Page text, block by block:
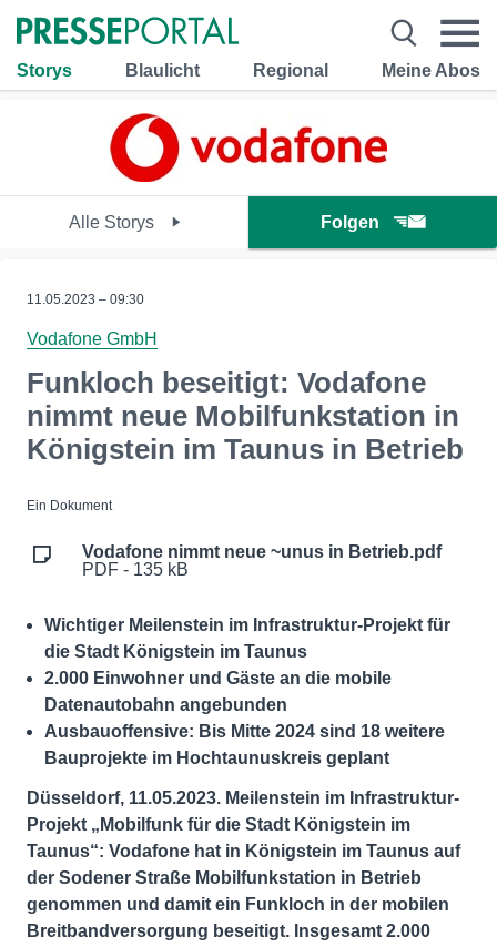
Storys Blaulicht Regional Meine Abos
Alle Storys Folgen
11.05.2023 – 09:30
Vodafone GmbH
Funkloch beseitigt: Vodafone
nimmt neue Mobilfunkstation in
Königstein im Taunus in Betrieb
Ein Dokument
Vodafone nimmt neue ~unus in Betrieb.pdf
PDF - 135 kB
Wichtiger Meilenstein im Infrastruktur-Projekt für
die Stadt Königstein im Taunus
2.000 Einwohner und Gäste an die mobile
Datenautobahn angebunden
Ausbauoffensive: Bis Mitte 2024 sind 18 weitere
Bauprojekte im Hochtaunuskreis geplant
Düsseldorf, 11.05.2023. Meilenstein im Infrastruktur-
Projekt „Mobilfunk für die Stadt Königstein im
Taunus“: Vodafone hat in Königstein im Taunus auf
der Sodener Straße Mobilfunkstation in Betrieb
genommen und damit ein Funkloch in der mobilen
Breitbandversorgung beseitigt. Insgesamt 2.000